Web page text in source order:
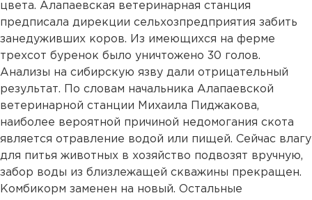
цвета. Алапаевская ветеринарная станция
предписала дирекции сельхозпредприятия забить
занедуживших коров. Из имеющихся на ферме
трехсот буренок было уничтожено 30 голов.
Анализы на сибирскую язву дали отрицательный
результат. По словам начальника Алапаевской
ветеринарной станции Михаила Пиджакова,
наиболее вероятной причиной недомогания скота
является отравление водой или пищей. Сейчас влагу
для питья животных в хозяйство подвозят вручную,
забор воды из близлежащей скважины прекращен.
Комбикорм заменен на новый. Остальные